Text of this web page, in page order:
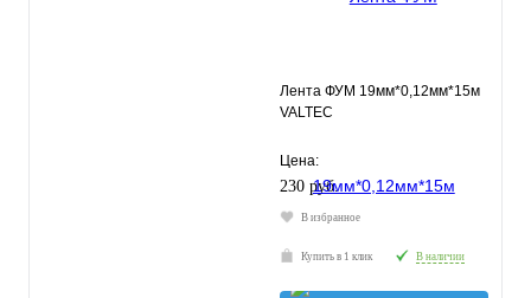
Лента ФУМ 19мм*0,12мм*15м
VALTEC
Цена:
230 руб.
В избранное
Купить в 1 клик В наличии